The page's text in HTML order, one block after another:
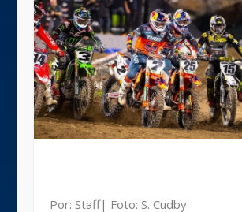
Por: Staff| Foto: S. Cudby